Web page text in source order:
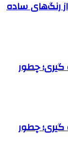
کاغذ دیواری در سال ۲۰۲۶: از رنگ‌های ساده
گیری؛ چطور
گیری؛ چطور